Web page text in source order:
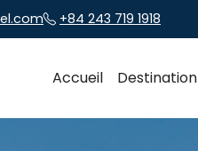
+84 243 719 1918
Accueil Destination